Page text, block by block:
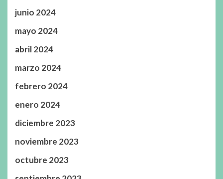
junio 2024
mayo 2024
abril 2024
marzo 2024
febrero 2024
enero 2024
diciembre 2023
noviembre 2023
octubre 2023